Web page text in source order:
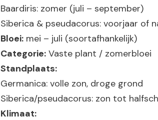
Baardiris: zomer (juli – september)
Siberica & pseudacorus: voorjaar of
Bloei: mei – juli (soortafhankelijk)
Categorie: Vaste plant / zomerbloei
Standplaats:
Germanica: volle zon, droge grond
Siberica/pseudacorus: zon tot
Klimaat: